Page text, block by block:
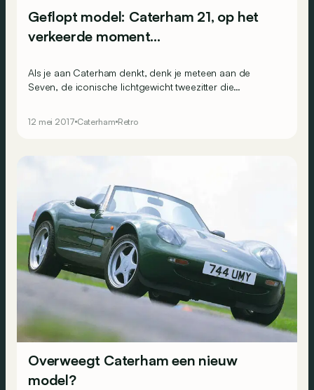
Geflopt model: Caterham 21, op het
verkeerde moment…
Als je aan Caterham denkt, denk je meteen aan de
Seven, de iconische lichtgewicht tweezitter die
niet kon concurreren tegen&hellip; datzelfde Lotus.
12 mei 2017 Caterham Retro
Overweegt Caterham een nieuw
model?